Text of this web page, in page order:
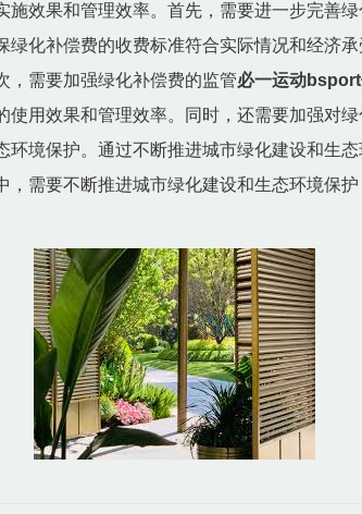
效果和管理效率。首先，需要进一步完善
化补偿费的收费标准符合实际情况和经济
，需要加强绿化补偿费的监管必一运动
用效果和管理效率。同时，还需要加强对
境保护。通过不断推进城市绿化建设和生
需要不断推进城市绿化建设和生态环境保